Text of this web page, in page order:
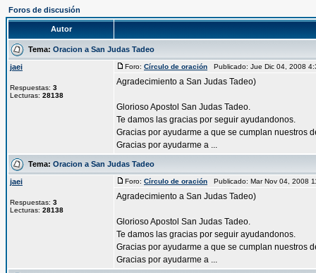
Foros de discusión
Autor
Tema: Oracion a San Judas Tadeo
jaei
Respuestas: 3
Lecturas: 28138
Foro: Círculo de oración Publicado: Jue Dic 04, 2008
Agradecimiento a San Judas Tadeo)
Glorioso Apostol San Judas Tadeo.
Te damos las gracias por seguir ayudandonos.
Gracias por ayudarme a que se cumplan nuestros
Gracias por ayudarme a ...
Tema: Oracion a San Judas Tadeo
jaei
Respuestas: 3
Lecturas: 28138
Foro: Círculo de oración Publicado: Mar Nov 04, 2008
Agradecimiento a San Judas Tadeo)
Glorioso Apostol San Judas Tadeo.
Te damos las gracias por seguir ayudandonos.
Gracias por ayudarme a que se cumplan nuestros
Gracias por ayudarme a ...